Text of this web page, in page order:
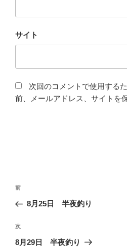
サイト
次回のコメントで使用する
前、メールアドレス、サイトを
投
ナ
ビ
ゲ
前
の
稿
前
8月25日 半夜釣り
次
の
次
8月29日 半夜釣り